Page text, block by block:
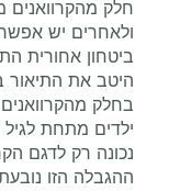
חלק מהקרוואנים
ולאחרים יש
ביטחון אחורית
היטב את התיאור
בחלק
ילדים מתחת
נכונה רק לדגם
ההגבלה הזו